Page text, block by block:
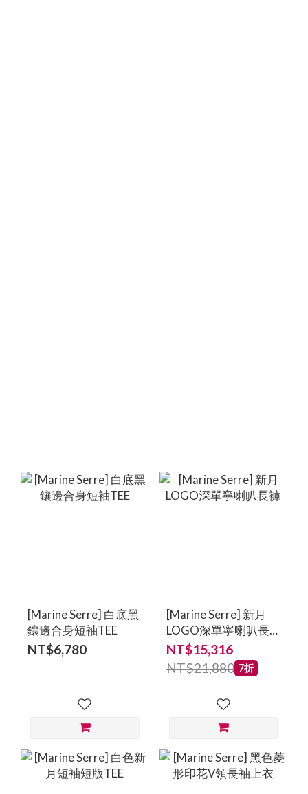
[Marine Serre] 白底黑
鑲邊合身短袖TEE
NT$6,780
[Marine Serre] 新月
LOGO深單寧喇叭長
褲
NT$15,316
NT$21,880 7折